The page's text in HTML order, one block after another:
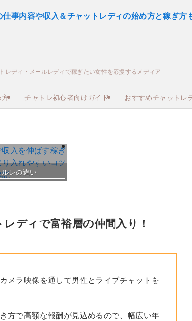
レディ・メールレディで稼ぎたい女性を応援するメディア
方 チャトレ初心者向けガイド おすすめチャットレ
レの違い
ディで富裕層の仲間入り！
メラ映像を通して男性とライブチャットを
方で高額な報酬が見込めるので、幅広い年